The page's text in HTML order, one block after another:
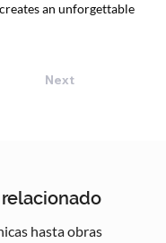
an unforgettable
Next
hasta obras